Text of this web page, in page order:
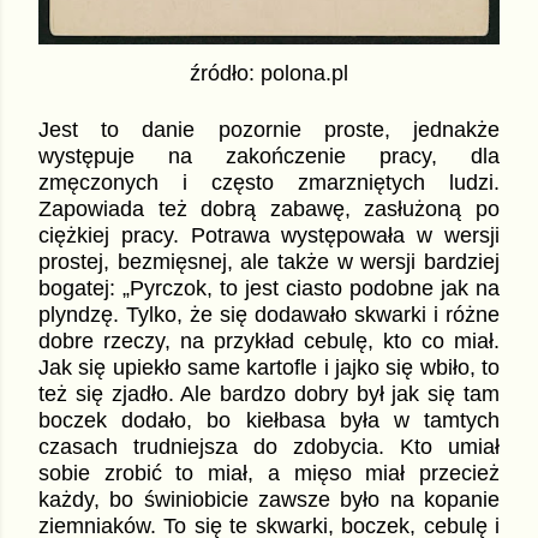
źródło: polona.pl
Jest to danie pozornie proste, jednakże
występuje na zakończenie pracy, dla
zmęczonych i często zmarzniętych ludzi.
Zapowiada też dobrą zabawę, zasłużoną po
ciężkiej pracy. Potrawa występowała w wersji
prostej, bezmięsnej, ale także w wersji bardziej
bogatej: „Pyrczok, to jest ciasto podobne jak na
plyndzę. Tylko, że się dodawało skwarki i różne
dobre rzeczy, na przykład cebulę, kto co miał.
Jak się upiekło same kartofle i jajko się wbiło, to
też się zjadło. Ale bardzo dobry był jak się tam
boczek dodało, bo kiełbasa była w tamtych
czasach trudniejsza do zdobycia. Kto umiał
sobie zrobić to miał, a mięso miał przecież
każdy, bo świniobicie zawsze było na kopanie
ziemniaków. To się te skwarki, boczek, cebulę i